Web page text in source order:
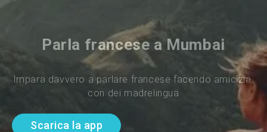
Parla francese a Mumbai
Impara davvero a parlare francese facendo amicizia
con dei madrelingua
Scarica la app